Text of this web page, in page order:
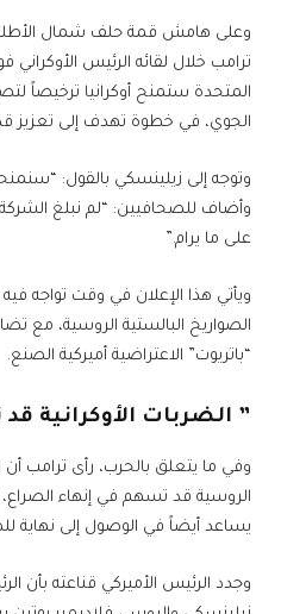
وعلى هامش قمة حلف شمال
ترامب خلال لقائه الرئيس الأوكراني
المتحدة ستمنح أوكرانيا ترخيصاً
الجوي، في خطوة تهدف إلى تعزيز
وتوجه إلى زيلينسكي بالقول:
وأضاف للصحافيين: “لم نبلغ
على ما يرام.”
ويأتي هذا الإعلان في وقت تواجه
الصواريخ البالستية الروسية، مع
“باتريوت” الاعتراضية أميركية الصنع.
” الضربات الأوكرانية
وفي ما يتعلق بالحرب، رأى ترامب أن
الروسية قد تسهم في إنهاء
يساعد أيضاً في الوصول إلى نهاية
وجدد الرئيس الأميركي قناعته بأن